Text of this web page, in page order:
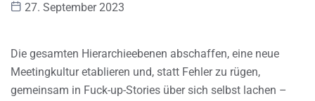
27. September 2023
Die gesamten Hierarchieebenen abschaffen, eine neue
Meetingkultur etablieren und, statt Fehler zu rügen,
gemeinsam in Fuck-up-Stories über sich selbst lachen –